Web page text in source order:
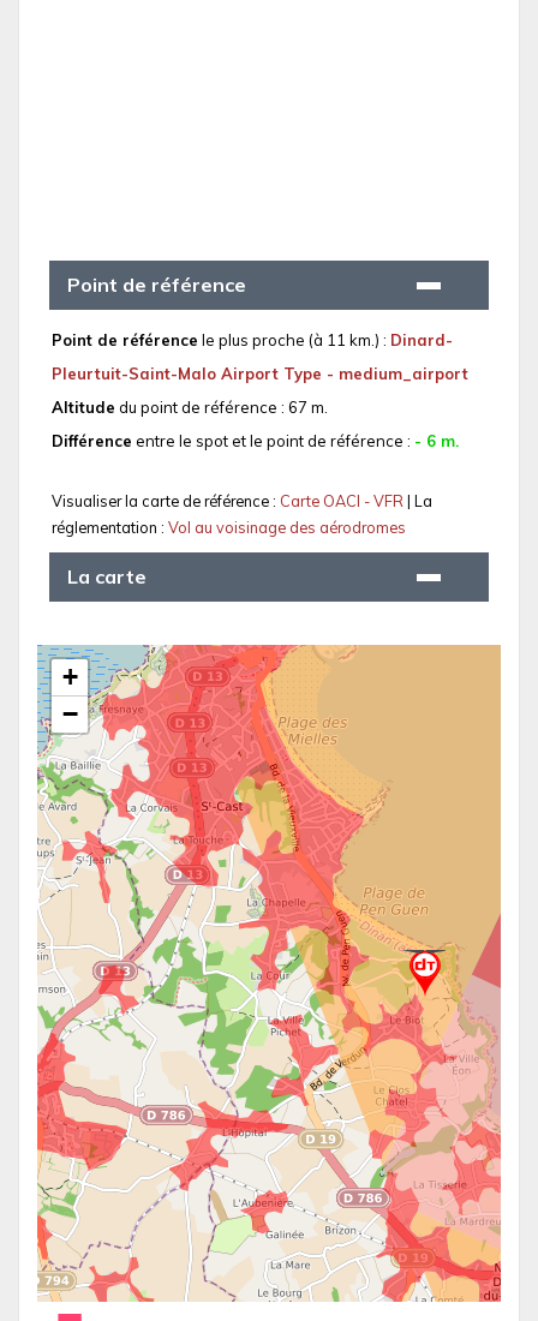
Point de référence
Point de référence le plus proche (à 11 km.) : Dinard-
Pleurtuit-Saint-Malo Airport Type - medium_airport
Altitude du point de référence : 67 m.
Différence entre le spot et le point de référence : - 6 m.
Visualiser la carte de référence : Carte OACI - VFR| La
réglementation : Vol au voisinage des aérodromes
La carte